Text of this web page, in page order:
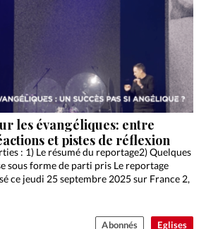
Eglises
les évangéliques: entre
et pistes de réflexion
: 1) Le résumé du reportage2) Quelques
sous forme de parti pris Le reportage
ce jeudi 25 septembre 2025 sur France 2,
Abonnés